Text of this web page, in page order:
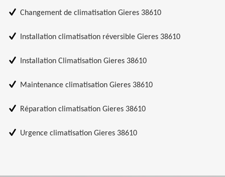
Changement de climatisation Gieres 38610
Installation climatisation réversible Gieres 38610
Installation Climatisation Gieres 38610
Maintenance climatisation Gieres 38610
Réparation climatisation Gieres 38610
Urgence climatisation Gieres 38610